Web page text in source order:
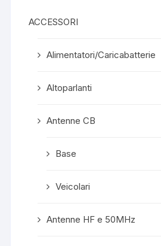
ACCESSORI
Alimentatori/Caricabatterie
Altoparlanti
Antenne CB
Base
Veicolari
Antenne HF e 50MHz